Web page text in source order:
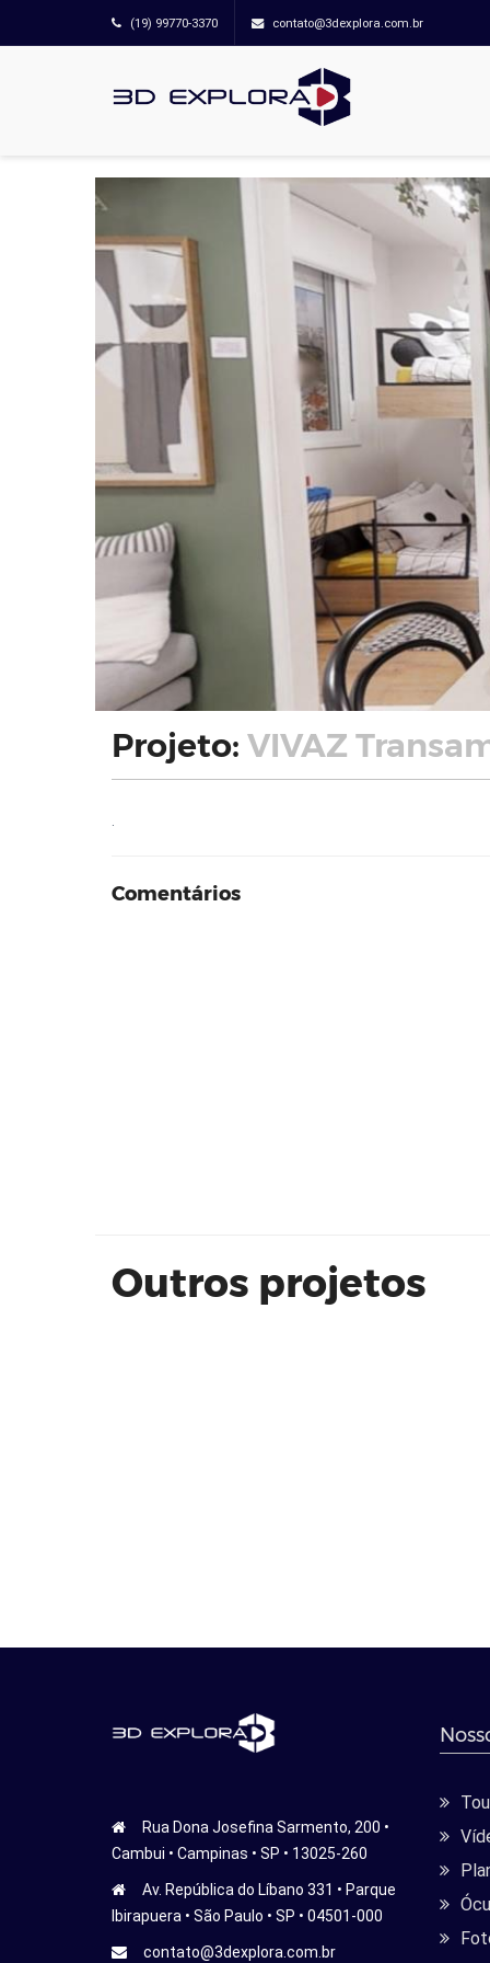
(19) 99770-3370 contato@3dexplora.com.br
Projeto: VIVAZ
Comentários
Outros projetos
Rua Dona Josefina Sarmento, 200 •
Cambui • Campinas • SP • 13025-260
Av. República do Líbano 331 • Parque
Ibirapuera • São Paulo • SP • 04501-000
contato@3dexplora.com.br